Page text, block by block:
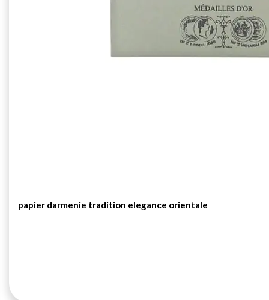
papier darmenie tradition elegance orientale